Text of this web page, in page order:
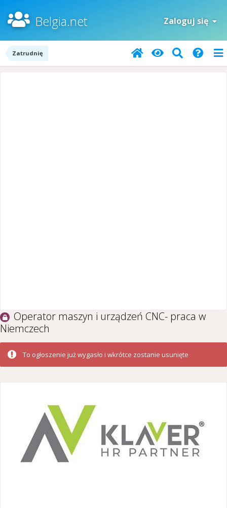
Belgia.net Zaloguj się
Zatrudnię
Operator maszyn i urządzeń CNC- praca w
Niemczech
To ogłoszenie już wygasło i wkrótce zostanie usunięte